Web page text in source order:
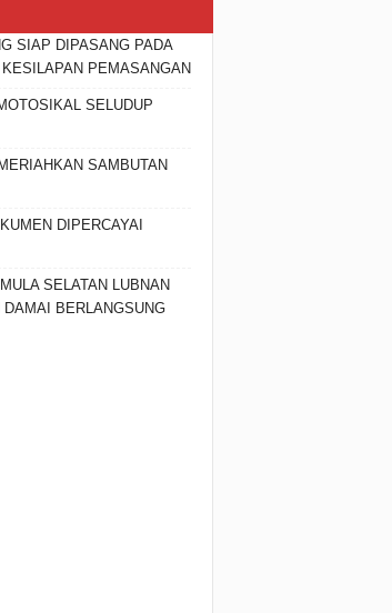
SIAP DIPASANG PADA
PEMASANGAN
SELUDUP
SAMBUTAN
DIPERCAYAI
SELATAN LUBNAN
BERLANGSUNG